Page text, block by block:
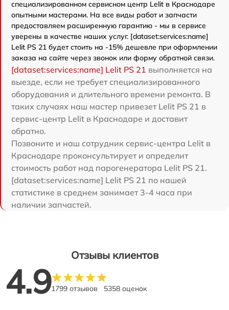
специализированном сервисном центр Lelit в Краснодаре
опытными мастерами. На все виды работ и запчасти
предоставляем расширенную гарантию - мы в сервисе
уверены в качестве наших услуг. [dataset:services:name]
Lelit PS 21 будет стоить на -15% дешевле при оформлении
заказа на сайте через звонок или форму обратной связи.
[dataset:services:name] Lelit PS 21 выполняется на
выезде, если не требует специализированного
оборудования и длительного времени ремонта. В
таких случаях наш мастер привезет Lelit PS 21 в
сервис-центр Lelit в Краснодаре и доставит
обратно.
Позвоните и наш сотрудник сервис-центра Lelit в
Краснодаре проконсультирует и определит
стоимость работ над парогенератора Lelit PS 21.
[dataset:services:name] Lelit PS 21 по нашей
статистике в среднем занимает 3-4 часа при
наличии запчастей.
Отзывы клиентов
4.91799 отзывов 5358 оценок